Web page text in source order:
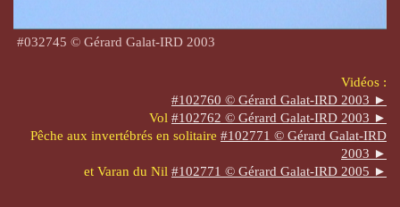
#032745 © Gérard Galat-IRD 2003
Vidéos :
#102760 © Gérard Galat-IRD 2003 ►
Vol #102762 © Gérard Galat-IRD 2003 ►
Pêche aux invertébrés en solitaire #102771 © Gérard Galat-IRD
2003 ►
et Varan du Nil #102771 © Gérard Galat-IRD 2005 ►